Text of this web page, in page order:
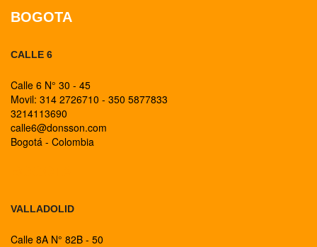
BOGOTA
CALLE 6
Calle 6 N° 30 - 45
Movil: 314 2726710 - 350 5877833
3214113690
calle6@donsson.com
Bogotá - Colombia
VALLADOLID
Calle 8A N° 82B - 50